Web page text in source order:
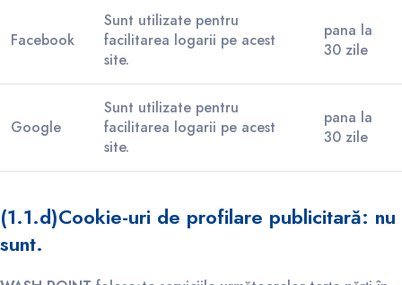
Facebook
Sunt utilizate pentru
facilitarea logarii pe acest
site.
pana la
30 zile
Google
Sunt utilizate pentru
facilitarea logarii pe acest
site.
pana la
30 zile
(1.1.d)Cookie-uri de profilare publicitară: nu
sunt.